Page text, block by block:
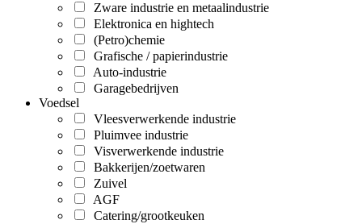
Zware industrie en metaalindustrie
Elektronica en hightech
(Petro)chemie
Grafische / papierindustrie
Auto-industrie
Garagebedrijven
Voedsel
Vleesverwerkende industrie
Pluimvee industrie
Visverwerkende industrie
Bakkerijen/zoetwaren
Zuivel
AGF
Catering/grootkeuken